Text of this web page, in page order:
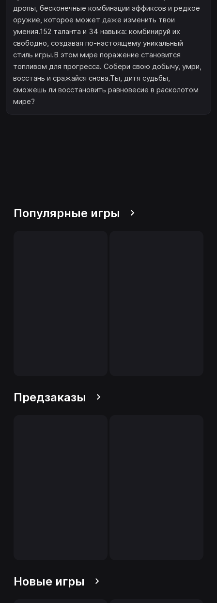
дропы, бесконечные комбинации аффиксов и редкое
оружие, которое может даже изменить твои
умения.152 таланта и 34 навыка: комбинируй их
свободно, создавая по-настоящему уникальный
стиль игры.В этом мире поражение становится
топливом для прогресса. Собери свою добычу, умри,
восстань и сражайся снова.Ты, дитя судьбы,
сможешь ли восстановить равновесие в расколотом
мире?
Популярные игры
Предзаказы
Новые игры